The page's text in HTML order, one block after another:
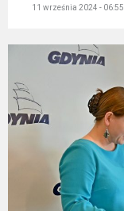
11 września 2024 - 06:55